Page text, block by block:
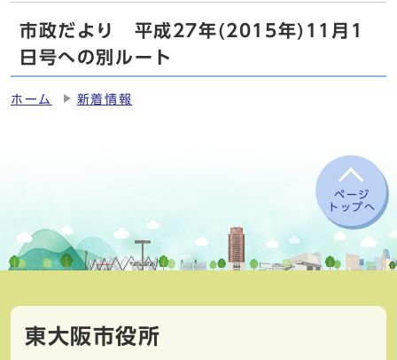
市政だより 平成27年(2015年)11月1
日号への別ルート
ホーム 新着情報
ページ
トップへ
東大阪市役所